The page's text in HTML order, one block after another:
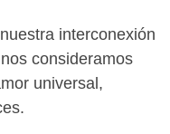
interconexión
consideramos
universal,